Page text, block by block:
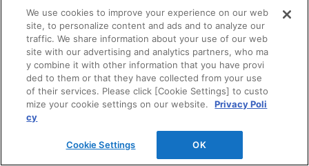
動画
シミュレーションツール
24時間換気システム〈エアスマート〉
簡易設計見積ソフト
R&Dセンター環境測定・分析サービス
商品マスター申し込み
We use cookies to improve your experience on our web
site, to personalize content and ads and to analyze our
traffic. We share information about your use of our web
site with our advertising and analytics partners, who ma
y combine it with other information that you have provi
ded to them or that they have collected from your use
of their services. Please click [Cookie Settings] to custo
mize your cookie settings on our website.
Privacy Poli
cy
Cookie Settings OK